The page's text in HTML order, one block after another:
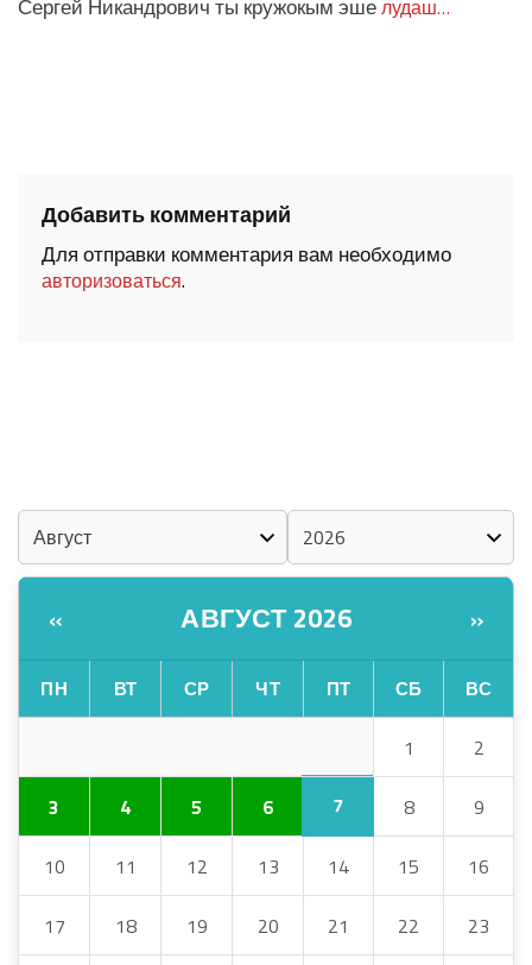
Сергей Никандрович ты кружокым эшелудаш…
Добавить комментарий
Для отправки комментария вам необходимо
авторизоваться.
« АВГУСТ 2026 »
ПН ВТ СР ЧТ ПТ СБ ВС
1 2
3 4 5 6 7 8 9
10 11 12 13 14 15 16
17 18 19 20 21 22 23